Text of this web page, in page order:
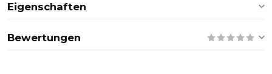
Eigenschaften
Bewertungen